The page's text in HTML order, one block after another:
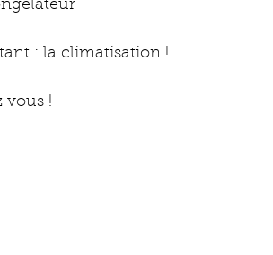
: la climatisation !
vous !